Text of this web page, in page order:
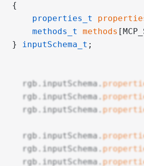
{
	properties_t
	methods_t
methods
} inputSchema_t ;
  rgb.inputSchema.
  rgb.inputSchema.
  rgb.inputSchema.
  rgb.inputSchema.
  rgb.inputSchema.
  rgb.inputSchema.